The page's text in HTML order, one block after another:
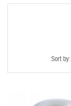
Sort by: